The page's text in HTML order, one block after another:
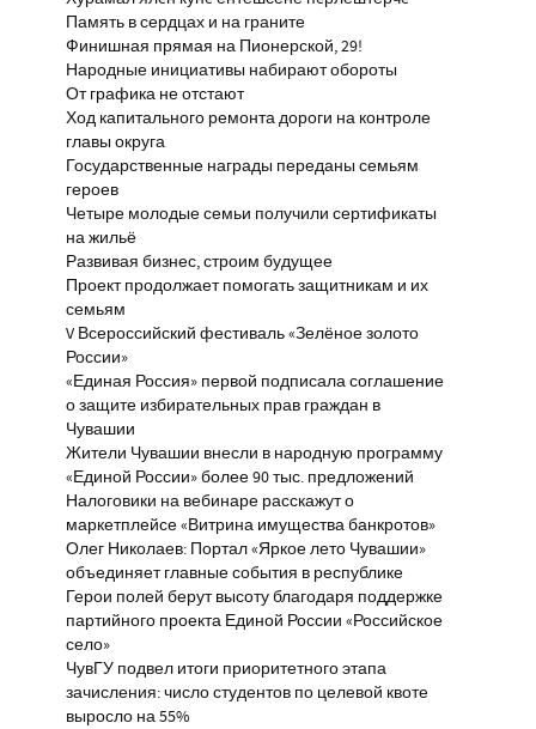
Память в сердцах и на граните
Финишная прямая на Пионерской, 29!
Народные инициативы набирают обороты
От графика не отстают
Ход капитального ремонта дороги на контроле
главы округа
Государственные награды переданы семьям
героев
Четыре молодые семьи получили сертификаты
на жильё
Развивая бизнес, строим будущее
Проект продолжает помогать защитникам и их
семьям
V Всероссийский фестиваль «Зелёное золото
России»
«Единая Россия» первой подписала соглашение
о защите избирательных прав граждан в
Чувашии
Жители Чувашии внесли в народную программу
«Единой России» более 90 тыс. предложений
Налоговики на вебинаре расскажут о
маркетплейсе «Витрина имущества банкротов»
Олег Николаев: Портал «Яркое лето Чувашии»
объединяет главные события в республике
Герои полей берут высоту благодаря поддержке
партийного проекта Единой России «Российское
село»
ЧувГУ подвел итоги приоритетного этапа
зачисления: число студентов по целевой квоте
выросло на 55%